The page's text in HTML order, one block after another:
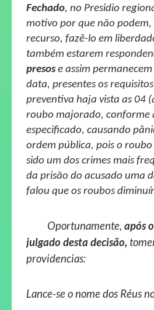
Fechado, no Presidio
motivo por que não podem,
recurso, fazê-lo em
também estarem
presose assim
data, presentes os
preventiva haja vista as 04
roubo majorado, conforme
especificado, causando
ordem pública, pois o roubo
sido um dos crimes mais
da prisão do acusado uma
falou que os roubos
Oportunamente, após
julgado desta decisão,
providencias:
Lance-se o nome dos Réus